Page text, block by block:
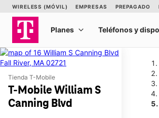
Tienda T-Mobile
T-Mobile William S
Canning Blvd